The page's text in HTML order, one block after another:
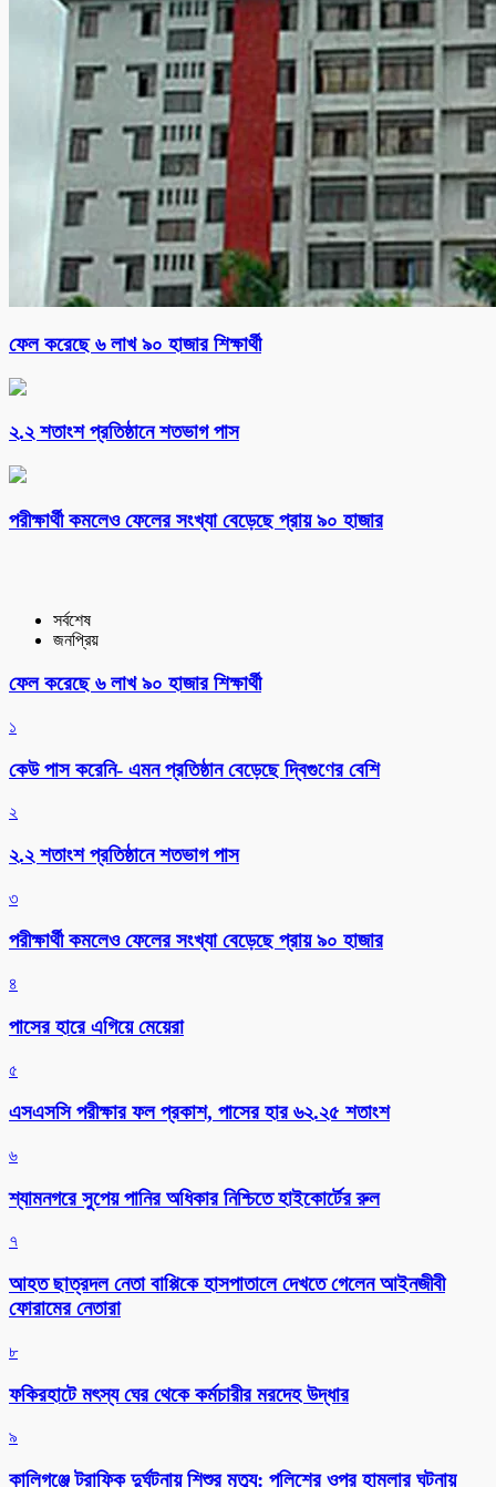
ফেল করেছে ৬ লাখ ৯০ হাজার শিক্ষার্থী
২.২ শতাংশ প্রতিষ্ঠানে শতভাগ পাস
পরীক্ষার্থী কমলেও ফেলের সংখ্যা বেড়েছে প্রায় ৯০ হাজার
সর্বশেষ
জনপ্রিয়
ফেল করেছে ৬ লাখ ৯০ হাজার শিক্ষার্থী
১
কেউ পাস করেনি- এমন প্রতিষ্ঠান বেড়েছে দ্বিগুণের বেশি
২
২.২ শতাংশ প্রতিষ্ঠানে শতভাগ পাস
৩
পরীক্ষার্থী কমলেও ফেলের সংখ্যা বেড়েছে প্রায় ৯০ হাজার
৪
পাসের হারে এগিয়ে মেয়েরা
৫
এসএসসি পরীক্ষার ফল প্রকাশ, পাসের হার ৬২.২৫ শতাংশ
৬
শ্যামনগরে সুপেয় পানির অধিকার নিশ্চিতে হাইকোর্টের রুল
৭
আহত ছাত্রদল নেতা বাপ্পিকে হাসপাতালে দেখতে গেলেন আইনজীবী
ফোরামের নেতারা
৮
ফকিরহাটে মৎস্য ঘের থেকে কর্মচারীর মরদেহ উদ্ধার
৯
কালিগঞ্জে ট্রাফিক দুর্ঘটনায় শিশুর মৃত্যু: পুলিশের ওপর হামলার ঘটনায়